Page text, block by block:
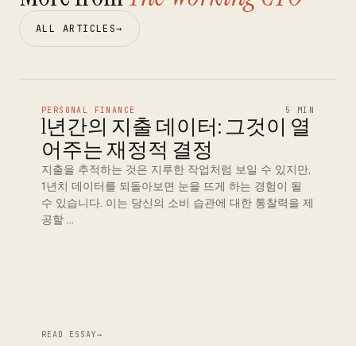
ALL ARTICLES→
PERSONAL FINANCE 5 MIN
1년간의 지출 데이터: 그것이 열
어주는 재정적 결정
지출을 추적하는 것은 지루한 작업처럼 보일 수 있지만,
1년치 데이터를 되돌아보면 눈을 뜨게 하는 경험이 될
수 있습니다. 이는 당신의 소비 습관에 대한 통찰력을 제
공할 …
READ ESSAY→